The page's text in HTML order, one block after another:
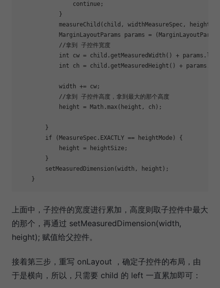
continue ;
            }
measureChild(child, widthMeasureSpec,
MarginLayoutParams params =
            //拿到 子控件宽度
int cw = child.getMeasuredWidth() +
int ch = child.getMeasuredHeight() +
            width += cw;
            //拿到 子控件高度，拿到最大的那个高度
            height = Math.max(height, ch);
        }
if (MeasureSpec.EXACTLY == heightMode) {
            height = heightSize;
        }
setMeasuredDimension(width, height);
上面中，子控件的宽度进行累加，高度则取子控件中最大
的那个，再通过 setMeasuredDimension(width,
height); 赋值给父控件。
接着第三步，重写 onLayout ，确定子控件的布局，由
于是横向，所以，只需要 child 的 left 一直累加即可：